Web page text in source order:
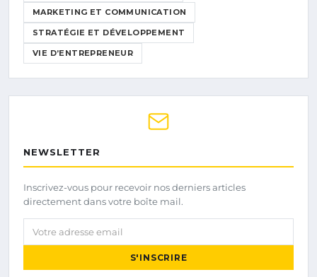
MARKETING ET COMMUNICATION
STRATÉGIE ET DÉVELOPPEMENT
VIE D’ENTREPRENEUR
NEWSLETTER
Inscrivez-vous pour recevoir nos derniers articles
directement dans votre boîte mail.
Votre adresse email
S'INSCRIRE